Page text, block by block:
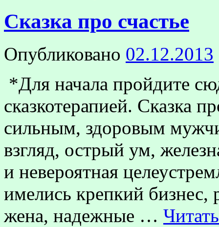
Сказка про счастье
Опубликовано 02.12.2013
*Для начала пройдите
сказкотерапией. Сказка
сильным, здоровым
взгляд, острый ум,
и невероятная
имелись крепкий
жена, надежные …